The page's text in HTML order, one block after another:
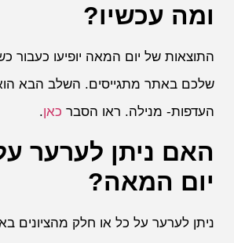
ומה עכשיו?
התוצאות של יום המאה יופיעו כעבור
שלכם באתר מתגייסים. השלב הבא
העדפות- מנילה. ראו הסבר כאן.
האם ניתן לערער על
יום המאה?
ניתן לערער על כל או חלק מהציונים